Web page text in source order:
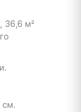
36,6 м²
см.